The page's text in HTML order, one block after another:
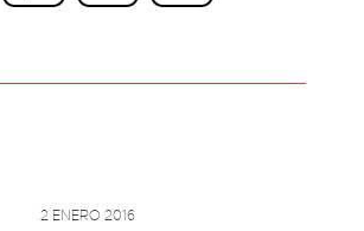
2 ENERO 2016